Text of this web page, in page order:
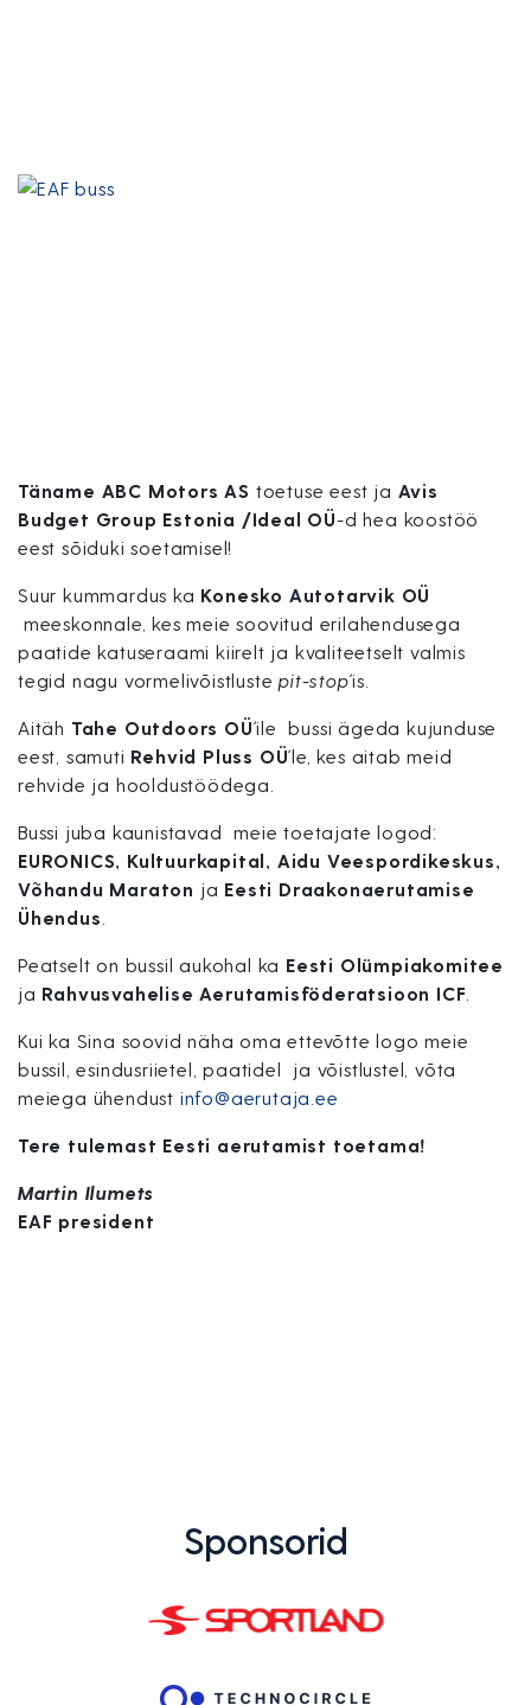
Täname ABC Motors AS toetuse eest ja Avis
Budget Group Estonia /Ideal OÜ-d hea koostöö
eest sõiduki soetamisel!
Suur kummardus ka Konesko Autotarvik OÜ
meeskonnale, kes meie soovitud erilahendusega
paatide katuseraami kiirelt ja kvaliteetselt valmis
tegid nagu vormelivõistlustepit-stop´is.
Aitäh Tahe Outdoors OÜ´ile bussi ägeda kujunduse
eest, samuti Rehvid Pluss OÜ´le, kes aitab meid
rehvide ja hooldustöödega.
Bussi juba kaunistavad meie toetajate logod:
EURONICS, Kultuurkapital, Aidu Veespordikeskus,
Võhandu Maraton ja Eesti Draakonaerutamise
Ühendus
Peatselt on bussil aukohal ka Eesti Olümpiakomitee
ja Rahvusvahelise Aerutamisföderatsioon ICF
Kui ka Sina soovid näha oma ettevõtte logo meie
bussil, esindusriietel, paatidel ja võistlustel, võta
meiega ühendust info@aerutaja.ee
Tere tulemast Eesti aerutamist toetama!
Martin Ilumets
EAF president
Sponsorid